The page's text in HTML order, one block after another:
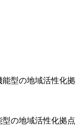
の地域活性化拠点